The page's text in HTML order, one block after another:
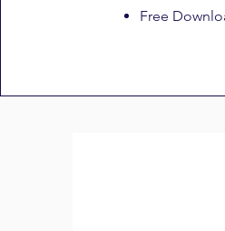
Free